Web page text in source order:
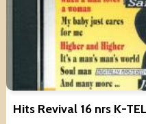
Hits Revival 16 nrs K-